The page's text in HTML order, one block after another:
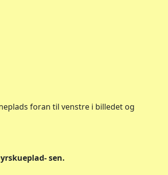
foran til venstre i billedet og
sen.